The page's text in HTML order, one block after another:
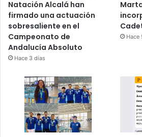
Natación Alcalá han
firmado una actuación
sobresaliente en el
Campeonato de
Andalucía Absoluto
Hace 3 días
Hace